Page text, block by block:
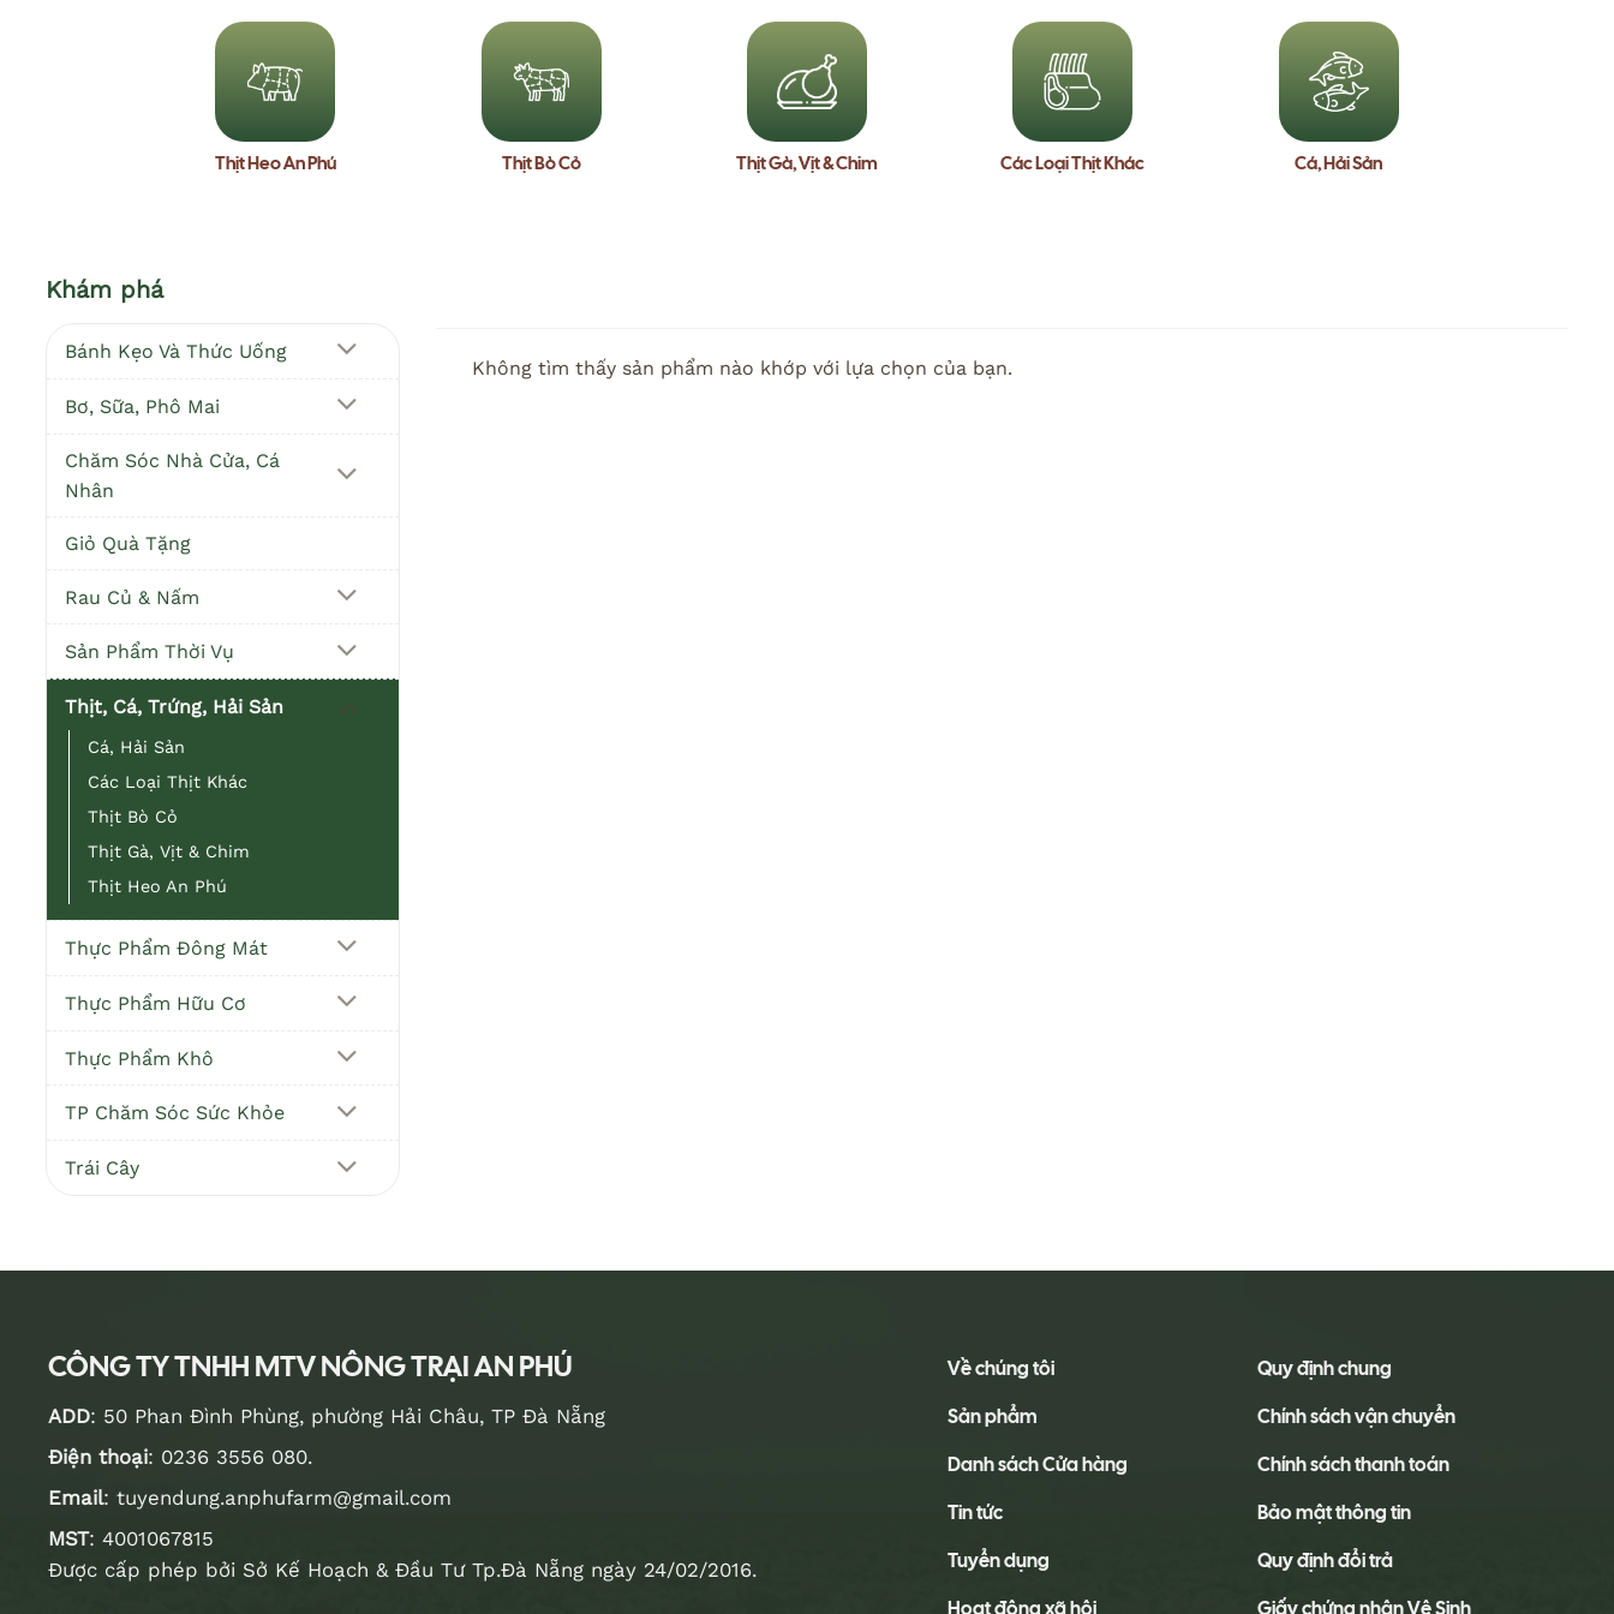
Thịt Heo An Phú Thịt Bò Cỏ Thịt Gà, Vịt & Chim Các Loại Thịt Khác Cá, Hải Sản
Khám phá
Bánh Kẹo Và Thức Uống
Bơ, Sữa, Phô Mai
Chăm Sóc Nhà Cửa, Cá
Nhân
Giỏ Quà Tặng
Rau Củ & Nấm
Sản Phẩm Thời Vụ
Thịt, Cá, Trứng, Hải Sản
Cá, Hải Sản
Các Loại Thịt Khác
Thịt Bò Cỏ
Thịt Gà, Vịt & Chim
Thịt Heo An Phú
Thực Phẩm Đông Mát
Thực Phẩm Hữu Cơ
Thực Phẩm Khô
TP Chăm Sóc Sức Khỏe
Trái Cây
Không tìm thấy sản phẩm nào khớp với lựa chọn của bạn.
CÔNG TY TNHH MTV NÔNG TRẠI AN PHÚ
ADD: 50 Phan Đình Phùng, phường Hải Châu, TP Đà Nẵng
Điện thoại: 0236 3556 080.
Email: tuyendung.anphufarm@gmail.com
MST: 4001067815
Được cấp phép bởi Sở Kế Hoạch & Đầu Tư Tp.Đà Nẵng ngày 24/02/2016.
Về chúng tôi
Sản phẩm
Danh sách Cửa hàng
Tin tức
Tuyển dụng
Hoạt động xã hội
Quy định chung
Chính sách vận chuyển
Chính sách thanh toán
Bảo mật thông tin
Quy định đổi trả
Giấy chứng nhận Vệ Sinh